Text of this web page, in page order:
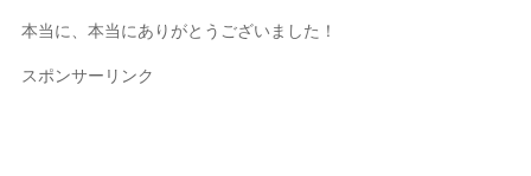
本当に、本当にありがとうございました！
スポンサーリンク